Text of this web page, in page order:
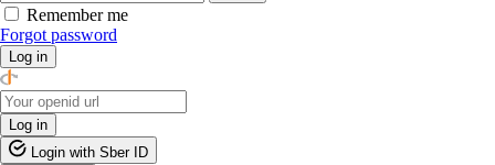
Remember me
Forgot password
Log in
Log in
Login with Sber ID